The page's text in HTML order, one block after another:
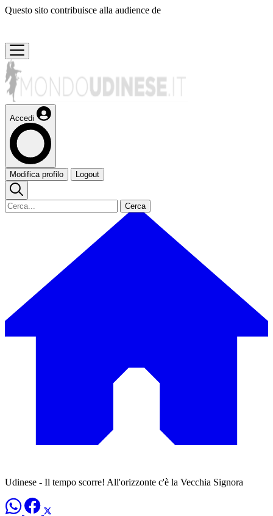
Questo sito contribuisce alla audience de
Accedi
Modifica profilo Logout
Cerca
Udinese - Il tempo scorre! All'orizzonte c'è la Vecchia Signora